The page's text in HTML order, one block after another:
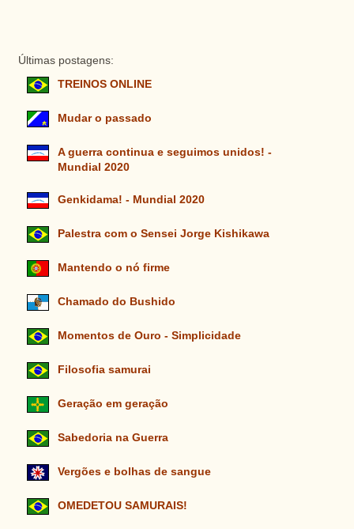
Últimas postagens:
TREINOS ONLINE
Mudar o passado
A guerra continua e seguimos unidos! -
Mundial 2020
Genkidama! - Mundial 2020
Palestra com o Sensei Jorge Kishikawa
Mantendo o nó firme
Chamado do Bushido
Momentos de Ouro - Simplicidade
Filosofia samurai
Geração em geração
Sabedoria na Guerra
Vergões e bolhas de sangue
OMEDETOU SAMURAIS!